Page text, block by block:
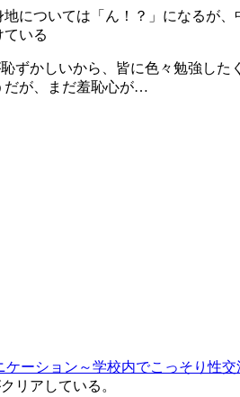
については「ん！？」になるが
いる
ずかしいから、皆に色々勉強した
だが、まだ羞恥心が…
ーション～学校内でこっそり性
リアしている。